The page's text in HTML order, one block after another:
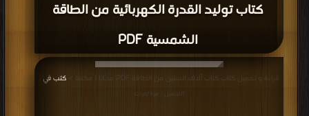
كتاب توليد القدرة الكهربائية من الطاقة
الشمسية PDF
قراءة و تحميل كتاب كتاب آلاف السنين من الطاقة PDF مجانا | مكتبة > كتب في
التحميل : مرة/مرات